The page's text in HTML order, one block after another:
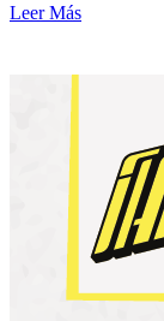
Leer Más